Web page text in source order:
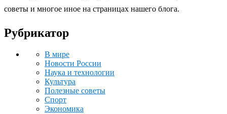
советы и многое иное на страницах нашего блога.
Рубрикатор
В мире
Новости России
Наука и технологии
Культура
Полезные советы
Спорт
Экономика